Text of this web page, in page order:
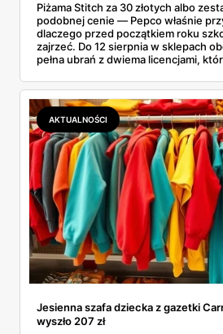
Piżama Stitch za 30 złotych albo
podobnej cenie — Pepco właśnie
dlaczego przed początkiem roku
zajrzeć. Do 12 sierpnia w sklepach
pełna ubrań z dwiema licencjami,
ceny z Sinsay, Reserved i H&M. I
różnice bywają większe, niż się
co dokładnie znajdziesz na półkach
pospieszyć.
AKTUALNOŚCI
Jesienna szafa dziecka z gazetki
wyszło 207 zł